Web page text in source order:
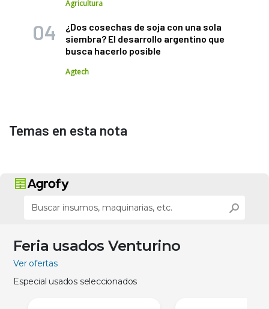
Agricultura
¿Dos cosechas de soja con una sola
siembra? El desarrollo argentino que
busca hacerlo posible
Agtech
Temas en esta nota
Feria usados Venturino
Ver ofertas
Especial usados seleccionados